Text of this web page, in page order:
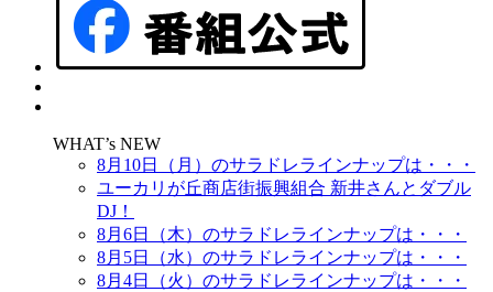
WHAT’s NEW
8月10日（月）のサラドレラインナップは・・・
ユーカリが丘商店街振興組合 新井さんとダブル
DJ！
8月6日（木）のサラドレラインナップは・・・
8月5日（水）のサラドレラインナップは・・・
8月4日（火）のサラドレラインナップは・・・